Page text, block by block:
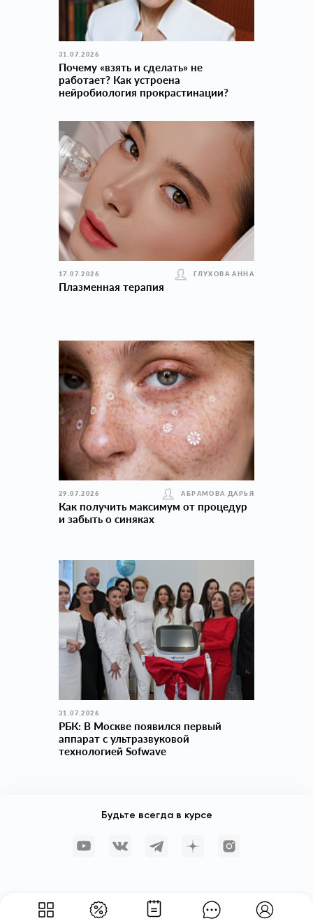
31.07.2026
Почему «взять и сделать» не
работает? Как устроена
нейробиология прокраcтинации?
17.07.2026 ГЛУХОВА АННА
Плазменная терапия
29.07.2026 АБРАМОВА ДАРЬЯ
Как получить максимум от процедур
и забыть о синяках
31.07.2026
РБК: В Москве появился первый
аппарат с ультразвуковой
технологией Sofwave
Будьте всегда в курсе